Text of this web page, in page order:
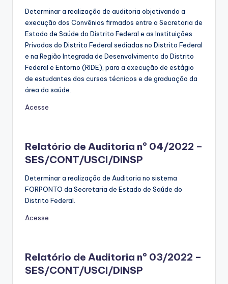
Determinar a realização de auditoria objetivando a
execução dos Convênios firmados entre a Secretaria de
Estado de Saúde do Distrito Federal e as Instituições
Privadas do Distrito Federal sediadas no Distrito Federal
e na Região Integrada de Desenvolvimento do Distrito
Federal e Entorno (RIDE), para a execução de estágio
de estudantes dos cursos técnicos e de graduação da
área da saúde.
Acesse
Relatório de Auditoria nº 04/2022 –
SES/CONT/USCI/DINSP
Determinar a realização de Auditoria no sistema
FORPONTO da Secretaria de Estado de Saúde do
Distrito Federal.
Acesse
Relatório de Auditoria nº 03/2022 –
SES/CONT/USCI/DINSP